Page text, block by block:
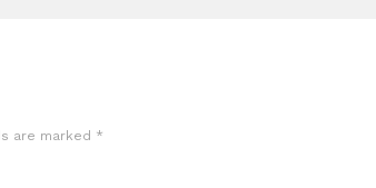
are marked *